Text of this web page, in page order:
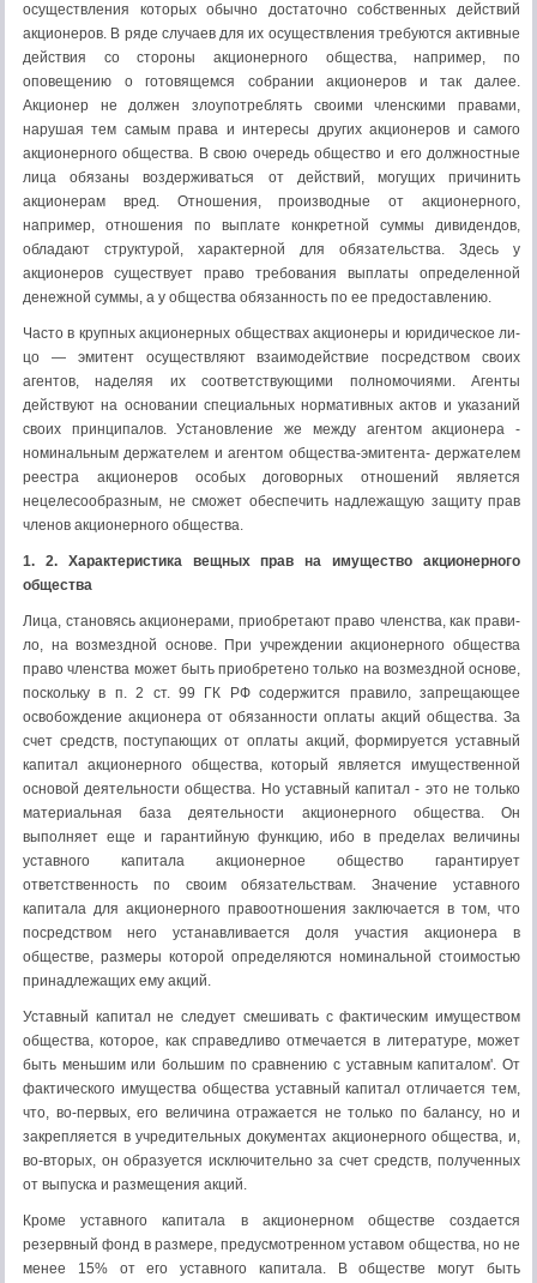
осущест­вления которых обычно достаточно собственных действий
акционеров. В ря­де случаев для их осуществления требуются активные
действия со стороны акционерного общества, например, по
оповещению о готовящемся собрании акционеров и так далее.
Акционер не должен злоупотреблять своими член­скими правами,
нарушая тем самым права и интересы других акционеров и самого
акционерного общества. В свою очередь общество и его должностные
лица обязаны воздерживаться от действий, могущих причинить
акционерам вред. Отношения, производные от акционерного,
например, отношения по выплате конкретной суммы дивидендов,
обладают структурой, характерной для обязательства. Здесь у
акционеров существует право требования выплаты определенной
денежной суммы, а у общества обязанность по ее предоставле­нию.
Часто в крупных акционерных обществах акционеры и юридическое ли­
цо — эмитент осуществляют взаимодействие посредством своих
агентов, на­деляя их соответствующими полномочиями. Агенты
действуют на основании специальных нормативных актов и указаний
своих принципалов. Установле­ние же между агентом акционера -
номинальным держателем и агентом об­щества-эмитента- держателем
реестра акционеров особых договорных от­ношений является
нецелесообразным, не сможет обеспечить надлежащую защиту прав
членов акционерного общества.
1. 2. Характеристика вещных прав на имущество акционерного
общества
Лица, становясь акционерами, приобретают право членства, как прави­
ло, на возмездной основе. При учреждении акционерного общества
право членства может быть приобретено только на возмездной основе,
поскольку в п. 2 ст. 99 ГК РФ содержится правило, запрещающее
освобождение акционе­ра от обязанности оплаты акций общества. За
счет средств, поступающих от оплаты акций, формируется уставный
капитал акционерного общества, кото­рый является имущественной
основой деятельности общества. Но уставный капитал - это не только
материальная база деятельности акционерного обще­ства. Он
выполняет еще и гарантийную функцию, ибо в пределах величины
уставного капитала акционерное общество гарантирует
ответственность по своим обязательствам. Значение уставного
капитала для акционерного пра­воотношения заключается в том, что
посредством него устанавливается доля участия акционера в
обществе, размеры которой определяются номинальной стоимостью
принадлежащих ему акций.
Уставный капитал не следует смешивать с фактическим имуществом
общества, которое, как справедливо отмечается в литературе, может
быть меньшим или большим по сравнению с уставным капиталом'. От
фактиче­ского имущества общества уставный капитал отличается тем,
что, во-первых, его величина отражается не только по балансу, но и
закрепляется в учреди­тельных документах акционерного общества, и,
во-вторых, он образуется ис­ключительно за счет средств, полученных
от выпуска и размещения акций.
Кроме уставного капитала в акционерном обществе создается
резервный фонд в размере, предусмотренном уставом общества, но не
менее 15% от его уставного капитала. В обществе могут быть